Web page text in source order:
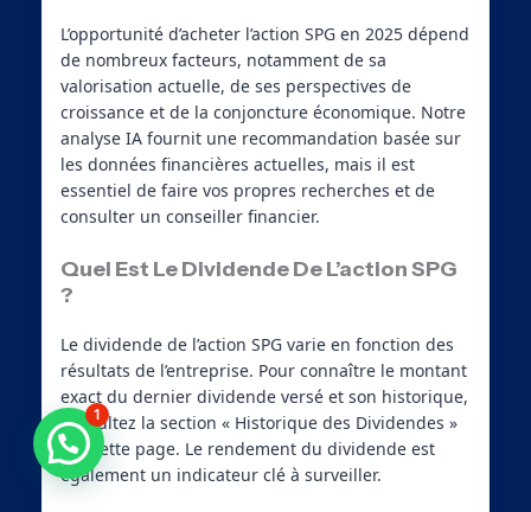
L’opportunité d’acheter l’action SPG en 2025 dépend
de nombreux facteurs, notamment de sa
valorisation actuelle, de ses perspectives de
croissance et de la conjoncture économique. Notre
analyse IA fournit une recommandation basée sur
les données financières actuelles, mais il est
essentiel de faire vos propres recherches et de
consulter un conseiller financier.
Quel Est Le Dividende De L’action SPG
?
Le dividende de l’action SPG varie en fonction des
résultats de l’entreprise. Pour connaître le montant
exact du dernier dividende versé et son historique,
consultez la section « Historique des Dividendes »
sur cette page. Le rendement du dividende est
également un indicateur clé à surveiller.
Besoin d'aide ?
1